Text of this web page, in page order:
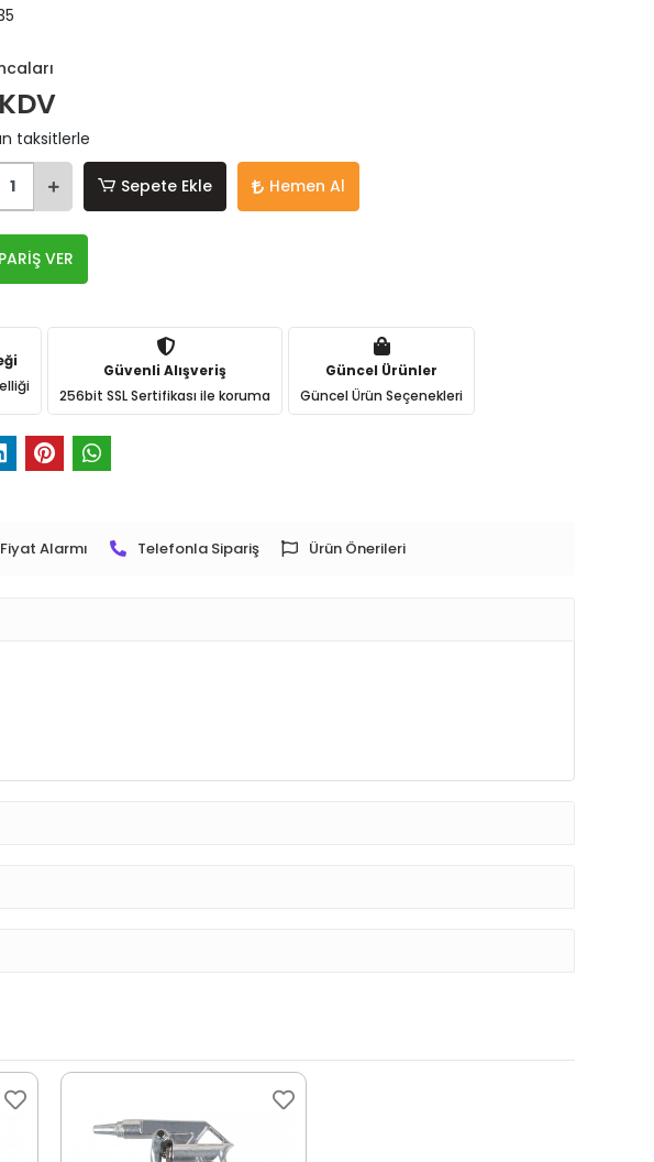
taksitlerle
Sepete Ekle Hemen Al
VER
Güvenli Alışveriş
256bit SSL Sertifikası ile koruma
Güncel Ürünler
Güncel Ürün Seçenekleri
Fiyat Alarmı Telefonla Sipariş Ürün Önerileri